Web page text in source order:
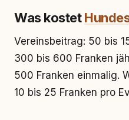
Was kostet
Vereinsbeitrag: 50 bis
300 bis 600 Franken
500 Franken einmalig.
10 bis 25 Franken pro